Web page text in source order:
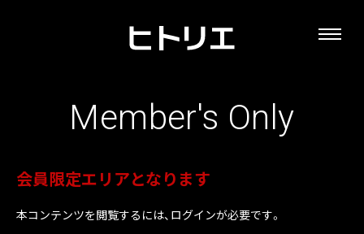
Member's Only
会員限定エリアとなります
本コンテンツを閲覧するには、ログインが必要です。